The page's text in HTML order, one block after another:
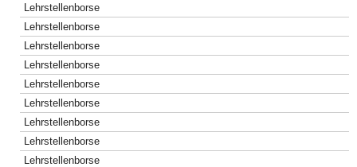
Lehrstellenborse
Lehrstellenborse
Lehrstellenborse
Lehrstellenborse
Lehrstellenborse
Lehrstellenborse
Lehrstellenborse
Lehrstellenborse
Lehrstellenborse